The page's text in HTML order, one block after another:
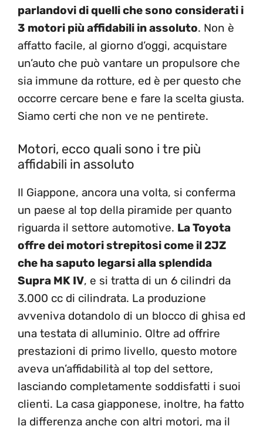
parlandovi di quelli che sono considerati i
3 motori più affidabili in assoluto. Non è
affatto facile, al giorno d’oggi, acquistare
un’auto che può vantare un propulsore che
sia immune da rotture, ed è per questo che
occorre cercare bene e fare la scelta giusta.
Siamo certi che non ve ne pentirete.
Motori, ecco quali sono i tre più
affidabili in assoluto
Il Giappone, ancora una volta, si conferma
un paese al top della piramide per quanto
riguarda il settore automotive. La Toyota
offre dei motori strepitosi come il 2JZ
che ha saputo legarsi alla splendida
Supra MK IV, e si tratta di un 6 cilindri da
3.000 cc di cilindrata. La produzione
avveniva dotandolo di un blocco di ghisa ed
una testata di alluminio. Oltre ad offrire
prestazioni di primo livello, questo motore
aveva un’affidabilità al top del settore,
lasciando completamente soddisfatti i suoi
clienti. La casa giapponese, inoltre, ha fatto
la differenza anche con altri motori, ma il